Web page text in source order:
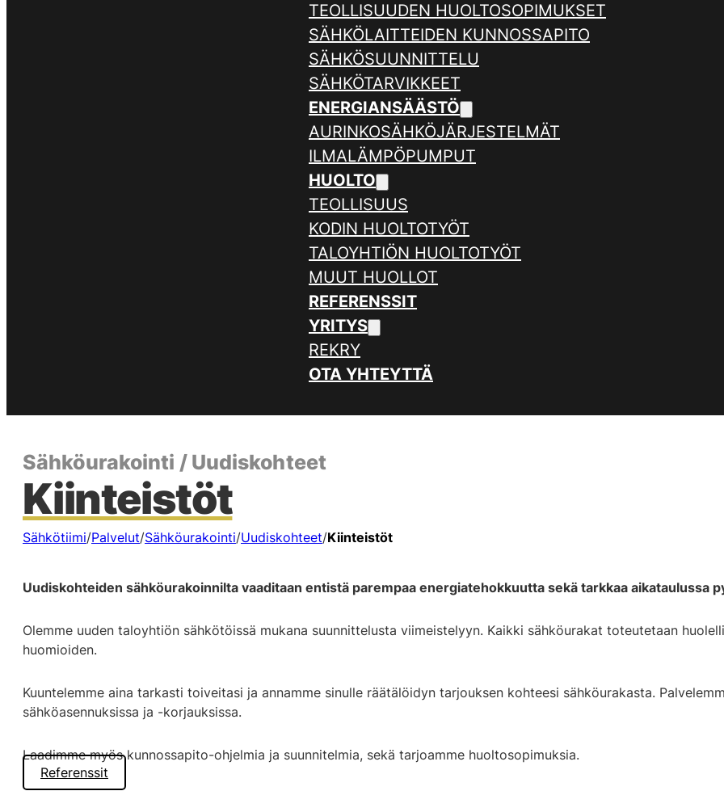
TEOLLISUUDEN HUOLTOSOPIMUKSET
SÄHKÖLAITTEIDEN KUNNOSSAPITO
SÄHKÖSUUNNITTELU
SÄHKÖTARVIKKEET
ENERGIANSÄÄSTÖ
AURINKOSÄHKÖJÄRJESTELMÄT
ILMALÄMPÖPUMPUT
HUOLTO
TEOLLISUUS
KODIN HUOLTOTYÖT
TALOYHTIÖN HUOLTOTYÖT
MUUT HUOLLOT
REFERENSSIT
YRITYS
REKRY
OTA YHTEYTTÄ
Sähköurakointi / Uudiskohteet
Kiinteistöt
Sähkötiimi/Palvelut/Sähköurakointi/Uudiskohteet/Kiinteistöt
Uudiskohteiden sähköurakoinnilta vaaditaan entistä parempaa energiatehokkuutta sekä tarkkaa aikataulussa
Olemme uuden taloyhtiön sähkötöissä mukana suunnittelusta viimeistelyyn. Kaikki sähköurakat toteutetaan
huomioiden.
Kuuntelemme aina tarkasti toiveitasi ja annamme sinulle räätälöidyn tarjouksen kohteesi sähköurakasta.
sähköasennuksissa ja -korjauksissa.
Laadimme myös kunnossapito-ohjelmia ja suunnitelmia, sekä tarjoamme huoltosopimuksia.
Referenssit